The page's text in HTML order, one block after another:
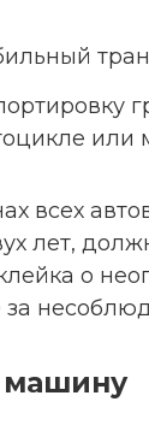
или
всех
лет,
о
машину